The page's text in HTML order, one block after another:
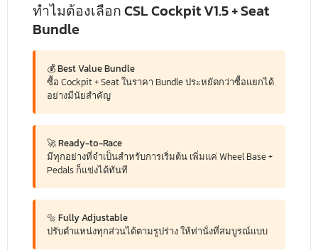
ทำไมต้องเลือก CSL Cockpit V1.5 + Seat
Bundle
💰 Best Value Bundle
ซื้อ Cockpit + Seat ในราคา Bundle ประหยัดกว่าซื้อแยกได้
อย่างมีนัยสำคัญ
🚀 Ready-to-Race
มีทุกอย่างที่จำเป็นสำหรับการเริ่มต้น เพิ่มแค่ Wheel Base +
Pedals ก็แข่งได้ทันที
🔩 Fully Adjustable
ปรับตำแหน่งทุกส่วนได้ตามรูปร่าง ให้ท่านั่งที่สมบูรณ์แบบ